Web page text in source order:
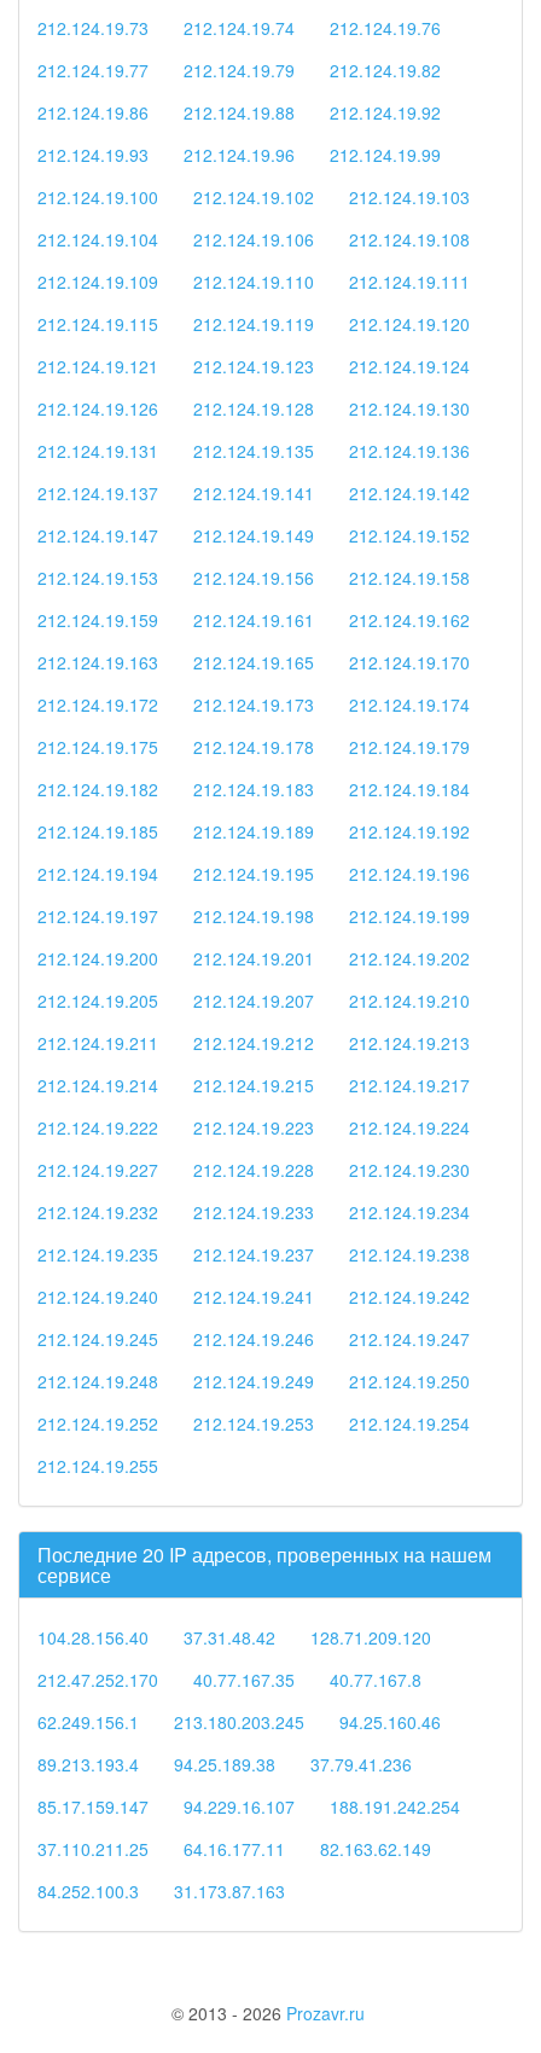
212.124.19.73
212.124.19.74
212.124.19.76
212.124.19.77
212.124.19.79
212.124.19.82
212.124.19.86
212.124.19.88
212.124.19.92
212.124.19.93
212.124.19.96
212.124.19.99
212.124.19.100
212.124.19.102
212.124.19.103
212.124.19.104
212.124.19.106
212.124.19.108
212.124.19.109
212.124.19.110
212.124.19.111
212.124.19.115
212.124.19.119
212.124.19.120
212.124.19.121
212.124.19.123
212.124.19.124
212.124.19.126
212.124.19.128
212.124.19.130
212.124.19.131
212.124.19.135
212.124.19.136
212.124.19.137
212.124.19.141
212.124.19.142
212.124.19.147
212.124.19.149
212.124.19.152
212.124.19.153
212.124.19.156
212.124.19.158
212.124.19.159
212.124.19.161
212.124.19.162
212.124.19.163
212.124.19.165
212.124.19.170
212.124.19.172
212.124.19.173
212.124.19.174
212.124.19.175
212.124.19.178
212.124.19.179
212.124.19.182
212.124.19.183
212.124.19.184
212.124.19.185
212.124.19.189
212.124.19.192
212.124.19.194
212.124.19.195
212.124.19.196
212.124.19.197
212.124.19.198
212.124.19.199
212.124.19.200
212.124.19.201
212.124.19.202
212.124.19.205
212.124.19.207
212.124.19.210
212.124.19.211
212.124.19.212
212.124.19.213
212.124.19.214
212.124.19.215
212.124.19.217
212.124.19.222
212.124.19.223
212.124.19.224
212.124.19.227
212.124.19.228
212.124.19.230
212.124.19.232
212.124.19.233
212.124.19.234
212.124.19.235
212.124.19.237
212.124.19.238
212.124.19.240
212.124.19.241
212.124.19.242
212.124.19.245
212.124.19.246
212.124.19.247
212.124.19.248
212.124.19.249
212.124.19.250
212.124.19.252
212.124.19.253
212.124.19.254
212.124.19.255
Последние 20 IP адресов, проверенных на нашем
сервисе
104.28.156.40 37.31.48.42
128.71.209.120
212.47.252.170
40.77.167.35
40.77.167.8
62.249.156.1
213.180.203.245
94.25.160.46
89.213.193.4
94.25.189.38
37.79.41.236
85.17.159.147
94.229.16.107
188.191.242.254
37.110.211.25
64.16.177.11
82.163.62.149
84.252.100.3
31.173.87.163
© 2013 - 2026 Prozavr.ru